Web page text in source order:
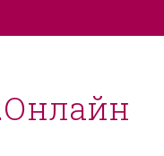
Техническая